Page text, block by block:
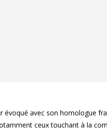
évoqué avec son homologue
ceux touchant à la